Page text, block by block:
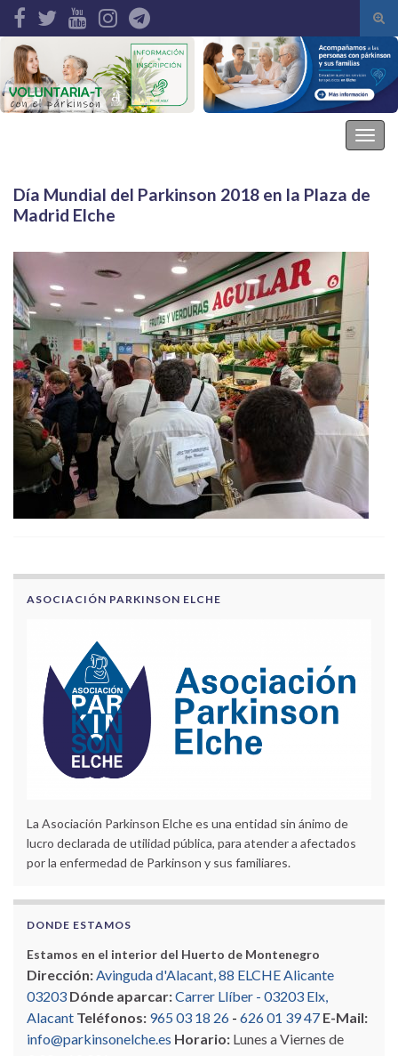
de
Search for:
Día Mundial del Parkinson 2018 en la Plaza de
Madrid Elche
ASOCIACIÓN PARKINSON ELCHE
La Asociación Parkinson Elche es una entidad sin ánimo de
lucro declarada de utilidad pública, para atender a afectados
por la enfermedad de Parkinson y sus familiares.
DONDE ESTAMOS
Estamos en el interior del Huerto de Montenegro
Dirección:Avinguda d'Alacant, 88 ELCHE Alicante
03203 Dónde aparcar:Carrer Llíber - 03203 Elx,
Alacant Teléfonos: 965 03 18 26 - 626 01 39 47 E-Mail:
info@parkinsonelche.es Horario: Lunes a Viernes de